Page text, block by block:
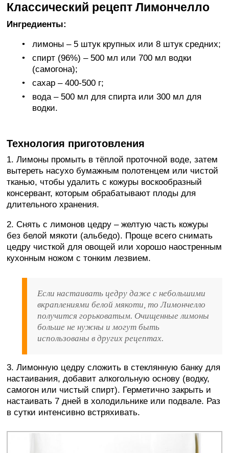
Классический рецепт Лимончелло
Ингредиенты:
лимоны – 5 штук крупных или 8 штук средних;
спирт (96%) – 500 мл или 700 мл водки
(самогона);
сахар – 400-500 г;
вода – 500 мл для спирта или 300 мл для
водки.
Технология приготовления
1. Лимоны промыть в тёплой проточной воде, затем
вытереть насухо бумажным полотенцем или чистой
тканью, чтобы удалить с кожуры воскообразный
консервант, которым обрабатывают плоды для
длительного хранения.
2. Снять с лимонов цедру – желтую часть кожуры
без белой мякоти (альбедо). Проще всего снимать
цедру чисткой для овощей или хорошо наостренным
кухонным ножом с тонким лезвием.
Если настаивать цедру даже с небольшими
вкраплениями белой мякоти, то Лимончелло
получится горьковатым. Очищенные лимоны
больше не нужны и могут быть
использованы в других рецептах.
3. Лимонную цедру сложить в стеклянную банку для
настаивания, добавит алкогольную основу (водку,
самогон или чистый спирт). Герметично закрыть и
настаивать 7 дней в холодильнике или подвале. Раз
в сутки интенсивно встряхивать.